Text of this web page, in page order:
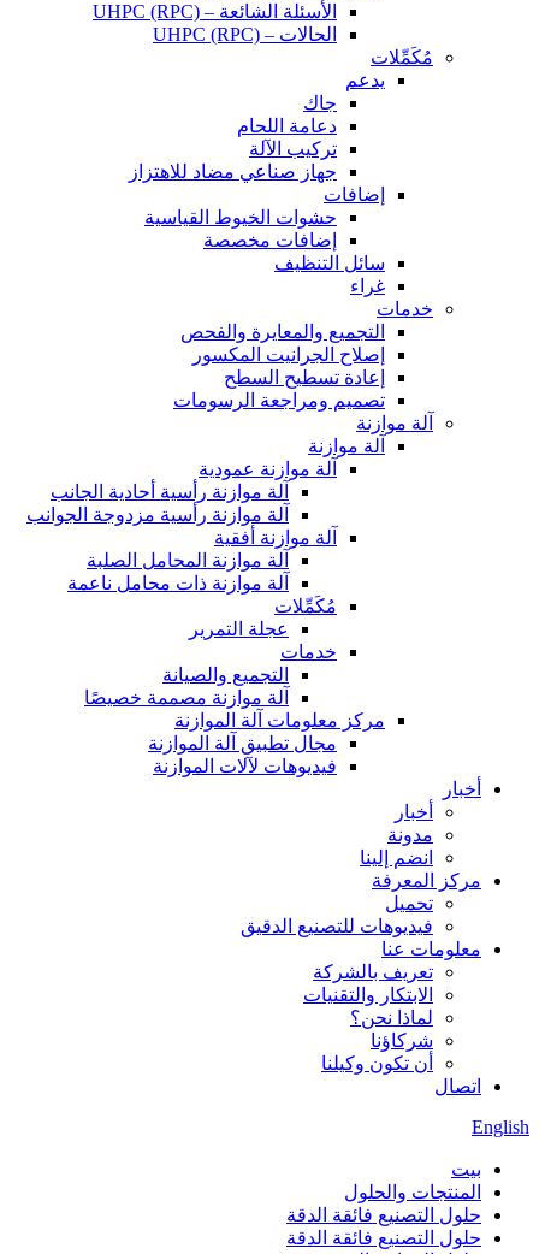
الأسئلة الشائعة – UHPC (RPC)
الحالات – UHPC (RPC)
مُكَمِّلات
يدعم
جاك
دعامة اللحام
تركيب الآلة
جهاز صناعي مضاد للاهتزاز
إضافات
حشوات الخيوط القياسية
إضافات مخصصة
سائل التنظيف
غراء
خدمات
التجميع والمعايرة والفحص
إصلاح الجرانيت المكسور
إعادة تسطيح السطح
تصميم ومراجعة الرسومات
آلة موازنة
آلة موازنة
آلة موازنة عمودية
آلة موازنة رأسية أحادية الجانب
آلة موازنة رأسية مزدوجة الجوانب
آلة موازنة أفقية
آلة موازنة المحامل الصلبة
آلة موازنة ذات محامل ناعمة
مُكَمِّلات
عجلة التمرير
خدمات
التجميع والصيانة
آلة موازنة مصممة خصيصًا
مركز معلومات آلة الموازنة
مجال تطبيق آلة الموازنة
فيديوهات لآلات الموازنة
أخبار
أخبار
مدونة
انضم إلينا
مركز المعرفة
تحميل
فيديوهات للتصنيع الدقيق
معلومات عنا
تعريف بالشركة
الابتكار والتقنيات
لماذا نحن؟
شركاؤنا
أن تكون وكيلنا
اتصال
English
بيت
المنتجات والحلول
حلول التصنيع فائقة الدقة
حلول التصنيع فائقة الدقة